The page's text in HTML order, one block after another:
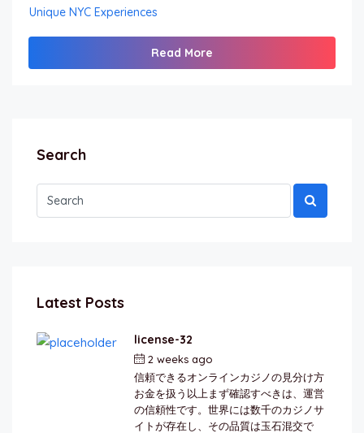
Unique NYC Experiences
Read More
Search
Latest Posts
license-32
2 weeks ago
信頼できるオンラインカジノの見分け方
お金を扱う以上まず確認すべきは、運営
の信頼性です。世界には数千のカジノサ
イトが存在し、その品質は玉石混交で